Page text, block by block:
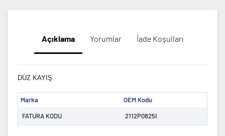
Açıklama Yorumlar İade Koşulları
DÜZ KAYIŞ
Marka
OEM Kodu
FATURA KODU
2112P0825I